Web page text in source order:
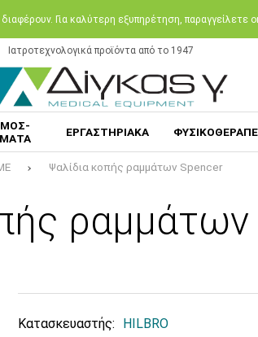
Για καλύτερη εξυπηρέτηση,
Ιατροτεχνολογικά προϊόντα από το 1947
ΕΡΓΑΣΤΗΡΙΑΚΑ
Ψαλίδια κοπής ραμμάτων Spencer
Κατασκευαστής: HILBRO